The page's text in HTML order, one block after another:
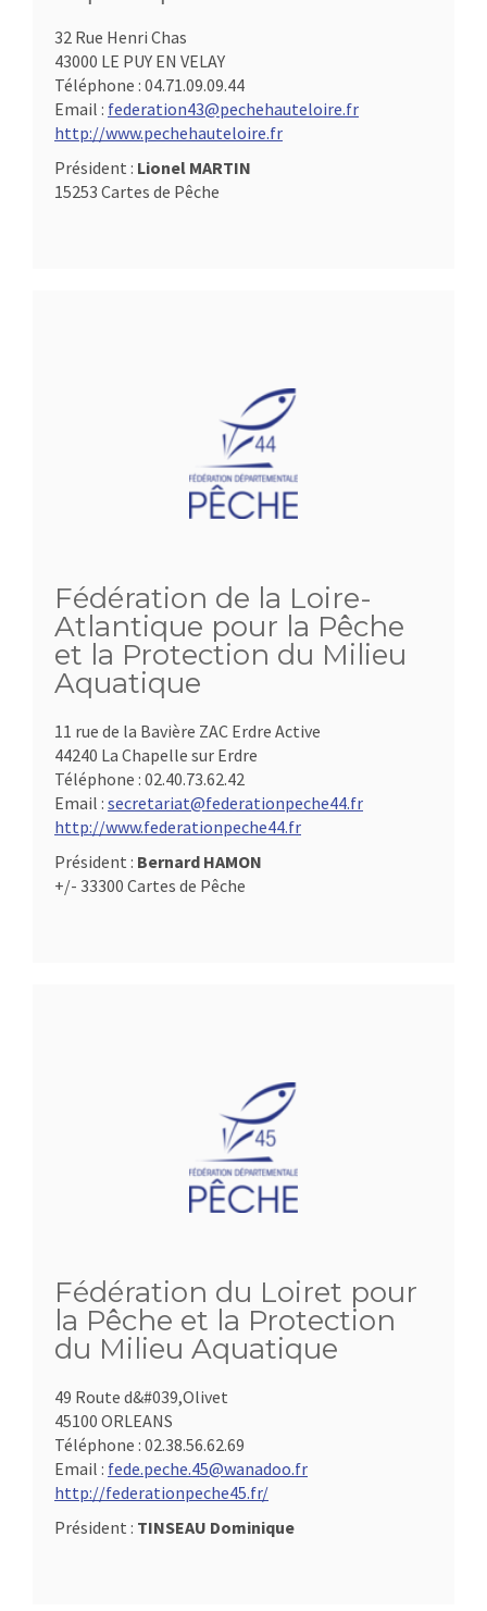
32 Rue Henri Chas
43000 LE PUY EN VELAY
Téléphone : 04.71.09.09.44
Email : federation43@pechehauteloire.fr
http://www.pechehauteloire.fr
Président : Lionel MARTIN
15253 Cartes de Pêche
Fédération de la Loire-
Atlantique pour la Pêche
et la Protection du Milieu
Aquatique
11 rue de la Bavière ZAC Erdre Active
44240 La Chapelle sur Erdre
Téléphone : 02.40.73.62.42
Email : secretariat@federationpeche44.fr
http://www.federationpeche44.fr
Président : Bernard HAMON
+/- 33300 Cartes de Pêche
Fédération du Loiret pour
la Pêche et la Protection
du Milieu Aquatique
49 Route d&#039,Olivet
45100 ORLEANS
Téléphone : 02.38.56.62.69
Email : fede.peche.45@wanadoo.fr
http://federationpeche45.fr/
Président : TINSEAU Dominique